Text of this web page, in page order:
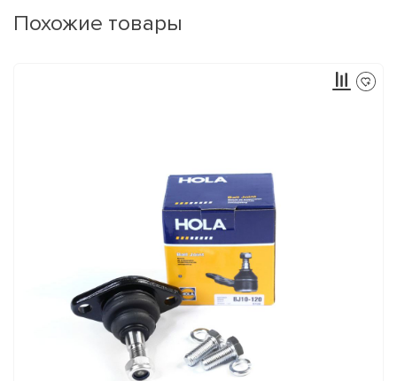
Похожие товары